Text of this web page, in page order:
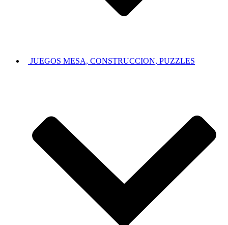
JUEGOS MESA, CONSTRUCCION, PUZZLES